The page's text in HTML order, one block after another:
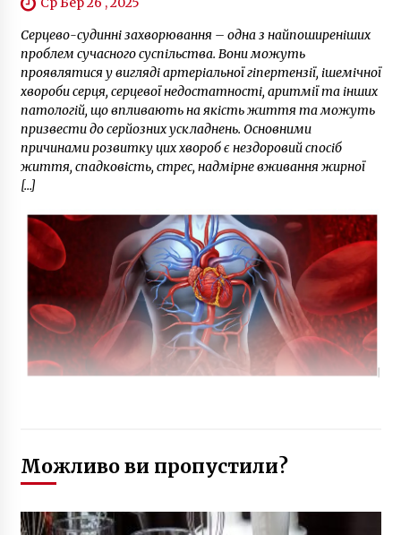
Серцево-судинні захворювання – одна з найпоширеніших
проблем сучасного суспільства. Вони можуть
проявлятися у вигляді артеріальної гіпертензії, ішемічної
хвороби серця, серцевої недостатності, аритмії та інших
патологій, що впливають на якість життя та можуть
призвести до серйозних ускладнень. Основними
причинами розвитку цих хвороб є нездоровий спосіб
життя, спадковість, стрес, надмірне вживання жирної
[…]
Можливо ви пропустили?